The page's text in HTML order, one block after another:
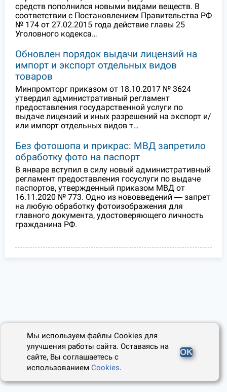
средств пополнился новыми видами веществ. В
соответствии с Постановлением Правительства РФ
№ 174 от 27.02.2015 года действие главы 25
Уголовного кодекса…
Обновлен порядок выдачи лицензий на
импорт и экспорт отдельных видов
товаров
Минпромторг приказом от 18.10.2017 № 3624
утвердил административный регламент
предоставления государственной услуги по
выдаче лицензий и иных разрешений на экспорт и/
или импорт отдельных видов т…
Без фотошопа и прикрас: МВД запретило
обработку фото на паспорт
В январе вступил в силу новый административный
регламент предоставления госуслуги по выдаче
паспортов, утвержденный приказом МВД от
16.11.2020 № 773. Одно из нововведений ― запрет
на любую обработку фотоизображения для
главного документа, удостоверяющего личность
гражданина РФ.
Мы используем файлы Cookies для
улучшения работы сайта. Оставаясь на
сайте, Вы соглашаетесь с
использованиемCookies.
OK